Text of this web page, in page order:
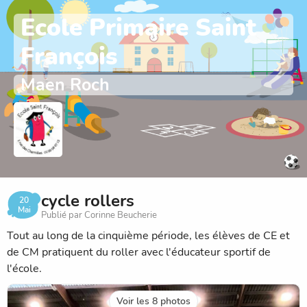
Ecole Primaire Saint
François
Maen Roch
20
Mai
cycle rollers
Publié par Corinne Beucherie
Tout au long de la cinquième période, les élèves de CE et
de CM pratiquent du roller avec l'éducateur sportif de
l'école.
Voir les 8 photos